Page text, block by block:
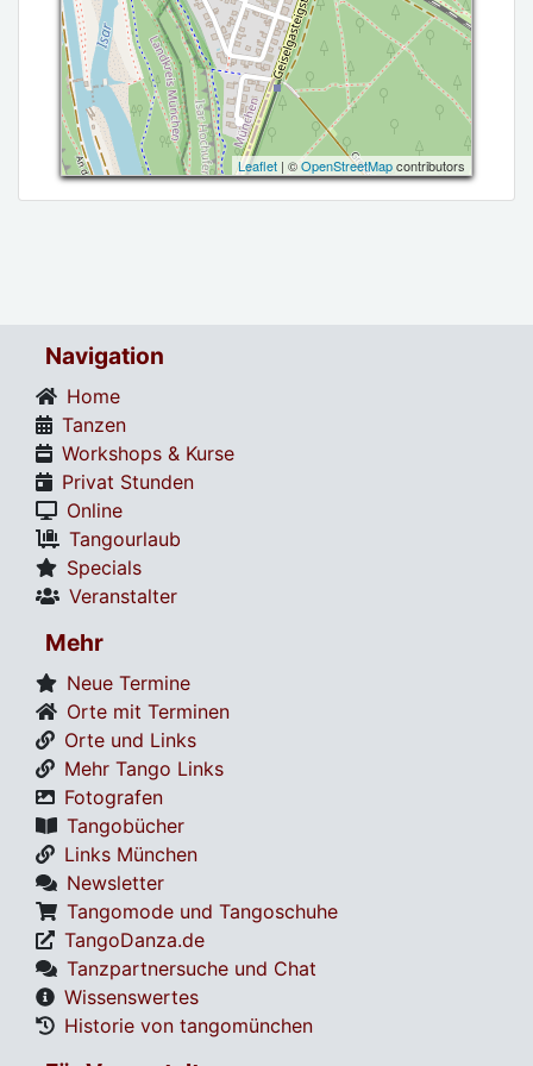
Leaflet | ©OpenStreetMapcontributors
Navigation
Home
Tanzen
Workshops & Kurse
Privat Stunden
Online
Tangourlaub
Specials
Veranstalter
Mehr
Neue Termine
Orte mit Terminen
Orte und Links
Mehr Tango Links
Fotografen
Tangobücher
Links München
Newsletter
Tangomode und Tangoschuhe
TangoDanza.de
Tanzpartnersuche und Chat
Wissenswertes
Historie von tangomünchen